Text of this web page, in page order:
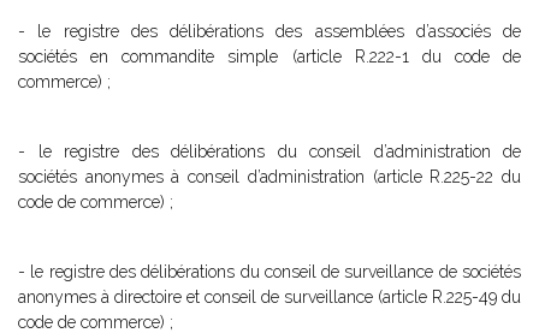
- le registre des délibérations des assemblées d’associés de
sociétés en commandite simple (article R.222-1 du code de
commerce) ;
- le registre des délibérations du conseil d’administration de
sociétés anonymes à conseil d’administration (article R.225-22 du
code de commerce) ;
- le registre des délibérations du conseil de surveillance de sociétés
anonymes à directoire et conseil de surveillance (article R.225-49 du
code de commerce) ;